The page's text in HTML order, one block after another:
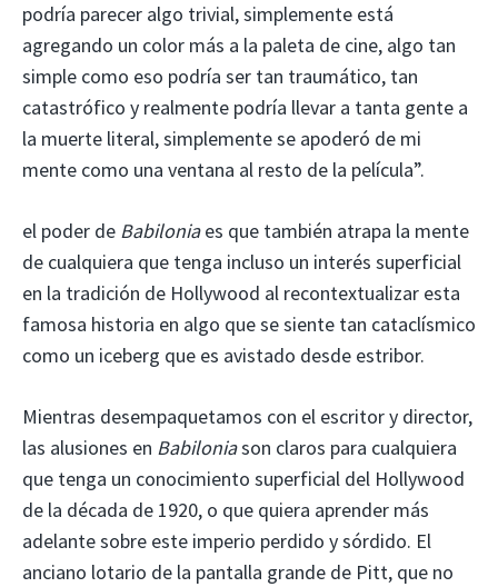
podría parecer algo trivial, simplemente está
agregando un color más a la paleta de cine, algo tan
simple como eso podría ser tan traumático, tan
catastrófico y realmente podría llevar a tanta gente a
la muerte literal, simplemente se apoderó de mi
mente como una ventana al resto de la película”.
el poder de Babiloniaes que también atrapa la mente
de cualquiera que tenga incluso un interés superficial
en la tradición de Hollywood al recontextualizar esta
famosa historia en algo que se siente tan cataclísmico
como un iceberg que es avistado desde estribor.
Mientras desempaquetamos con el escritor y director,
las alusiones en Babiloniason claros para cualquiera
que tenga un conocimiento superficial del Hollywood
de la década de 1920, o que quiera aprender más
adelante sobre este imperio perdido y sórdido. El
anciano lotario de la pantalla grande de Pitt, que no